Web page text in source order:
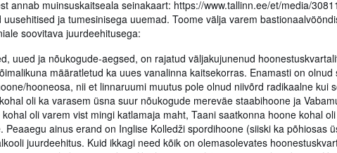
annab muinsuskaitseala seinakaart: https://www.tallinn.ee/et/media/
ja tumesinisega uuemad. Toome välja varem
soovitava juurdeehitusega:
uued ja nõukogude-aegsed, on rajatud väljakujunenud
määratletud ka uues vanalinna kaitsekorras. Enamasti on
hooneosa, nii et linnaruumi muutus pole olnud niivõrd radikaalne kui
oli ka varasem üsna suur nõukogude mereväe staabihoone ja
oli varem vist mingi katlamaja maht, Taani saatkonna hoone kohal
Peaaegu ainus erand on Inglise Kolledži spordihoone (siiski ka põhiosas
juurdeehitus. Kuid ikkagi need kõik on olemasolevates